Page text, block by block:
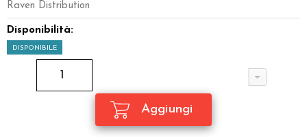
Raven Distribution
Disponibilità:
DISPONIBILE